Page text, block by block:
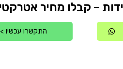
התקשרו עכשיו >